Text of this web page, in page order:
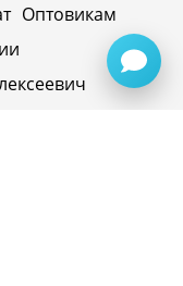
Оптовикам